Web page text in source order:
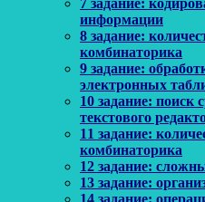
7 задание:
информации
8 задание:
комбинаторика
9 задание:
электронных
10 задание: поиск
текстового
11 задание:
комбинаторика
12 задание:
13 задание:
14 задание: